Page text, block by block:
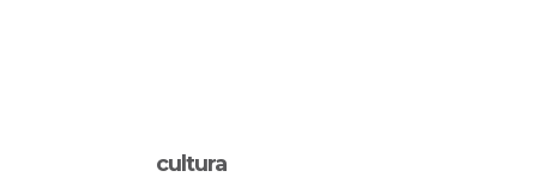
cultura